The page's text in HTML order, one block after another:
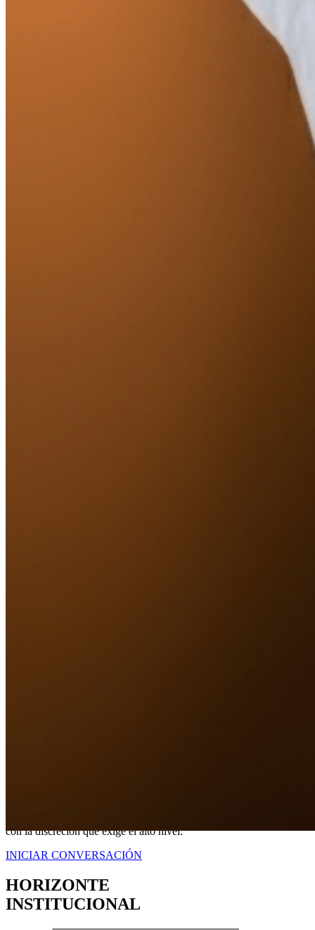
con la discreción que exige el alto nivel.
INICIAR CONVERSACIÓN
HORIZONTE
INSTITUCIONAL